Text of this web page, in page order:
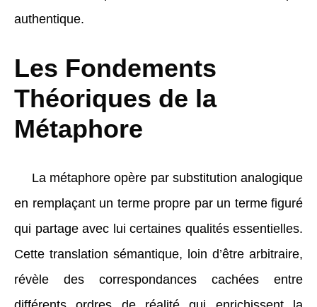
authentique.
Les Fondements
Théoriques de la
Métaphore
La métaphore opère par substitution analogique
en remplaçant un terme propre par un terme figuré
qui partage avec lui certaines qualités essentielles.
Cette translation sémantique, loin d’être arbitraire,
révèle des correspondances cachées entre